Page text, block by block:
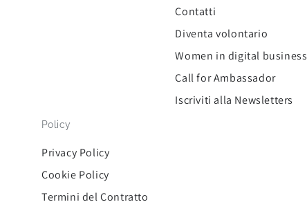
Contatti
Diventa volontario
Women in digital business
Call for Ambassador
Iscriviti alla Newsletters
Policy
Privacy Policy
Cookie Policy
Termini del Contratto